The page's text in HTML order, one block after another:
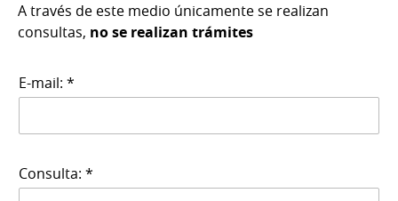
A través de este medio únicamente se realizan
consultas, no se realizan trámites
E-mail: *
Consulta: *